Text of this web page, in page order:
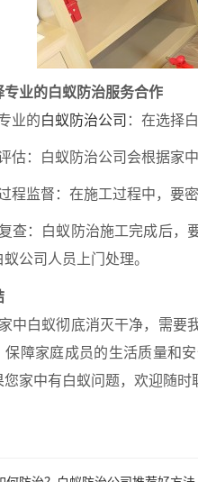
专业的白蚁防治服务合作
业的白蚁防治公司 ：在选择
估：白蚁防治公司会根据家
程监督：在施工过程中，要
查：白蚁防治施工完成后，
蚁公司人员上门处理。
中白蚁彻底消灭干净，需要
保障家庭成员的生活质量和
您家中有白蚁问题，欢迎随